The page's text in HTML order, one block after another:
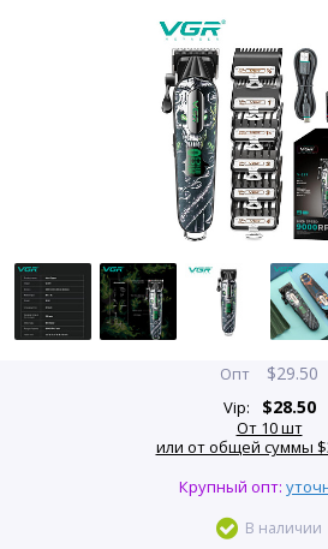
Опт $29.50
Vip: $28.50
От 10 шт
или от общей суммы
Крупный опт:
В наличии